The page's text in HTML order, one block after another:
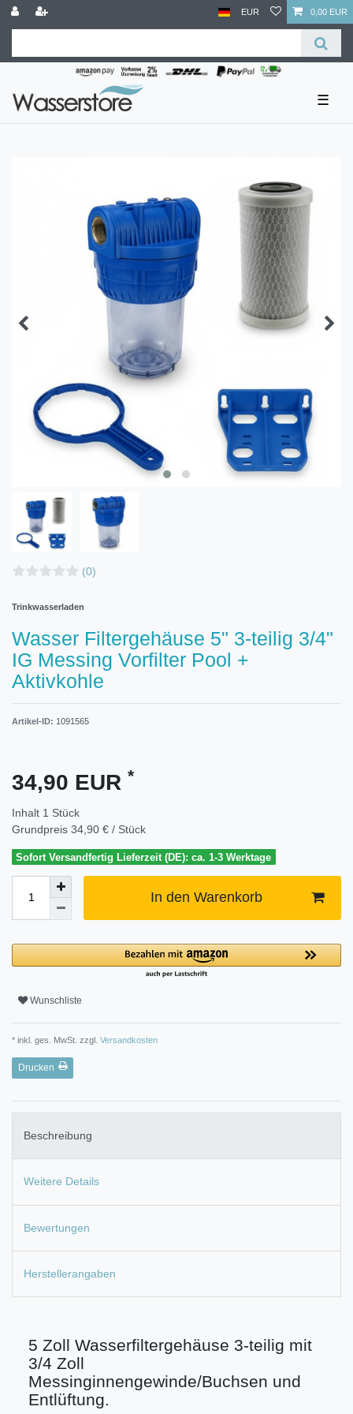
EUR 0,00 EUR
☰
(0)
Trinkwasserladen
Wasser Filtergehäuse 5" 3-teilig 3/4"
IG Messing Vorfilter Pool +
Aktivkohle
Artikel-ID: 1091565
34,90 EUR *
Inhalt 1 Stück
Grundpreis 34,90 € / Stück
Sofort Versandfertig Lieferzeit (DE): ca. 1-3 Werktage
In den Warenkorb
Wunschliste
* inkl. ges. MwSt. zzgl. Versandkosten
Drucken
Beschreibung
Weitere Details
Bewertungen
Herstellerangaben
5 Zoll Wasserfiltergehäuse 3-teilig mit
3/4 Zoll
Messinginnengewinde/Buchsen und
Entlüftung.